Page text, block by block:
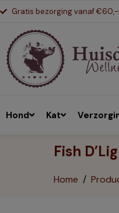
Gratis bezorging vanaf €60,-
Hond Kat
Fish
Home